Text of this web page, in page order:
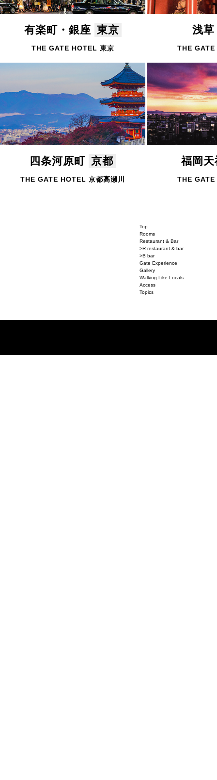
有楽町・銀座 東京
THE GATE HOTEL 東京
浅
THE
四条河原町 京都
THE GATE HOTEL 京都高瀬川
福岡
THE
Top
Rooms
Restaurant & Bar
>R restaurant & bar
>B bar
Gate Experience
Gallery
Walking Like Locals
Access
Topics